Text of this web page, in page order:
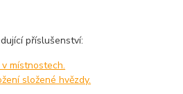
příslušenství:
místnostech.
složené hvězdy.